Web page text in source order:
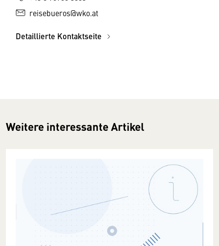
reisebueros@wko.at
Detaillierte Kontaktseite
Weitere interessante Artikel